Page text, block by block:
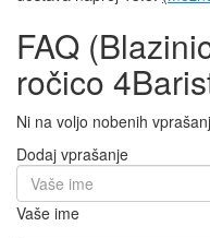
FAQ
ročico
Ni na voljo nobenih
Dodaj vprašanje
Vaše ime